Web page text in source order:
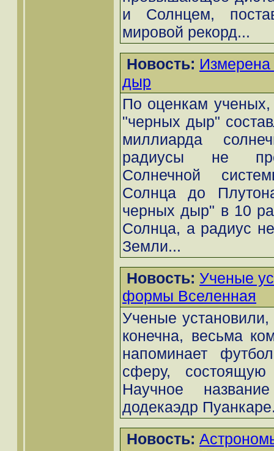
и Солнцем,
мировой рекорд...
Новость:
дыр
По оценкам
"черных дыр"
миллиарда
радиусы не
Солнечной
Солнца до
черных дыр" в 10
Солнца, а радиус
Земли...
Новость: Ученые
формы Вселенная
Ученые
конечна, весьма
напоминает
сферу, состоящую
Научное
додекаэдр
Новость: